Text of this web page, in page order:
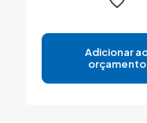
Adicionar
orçamento